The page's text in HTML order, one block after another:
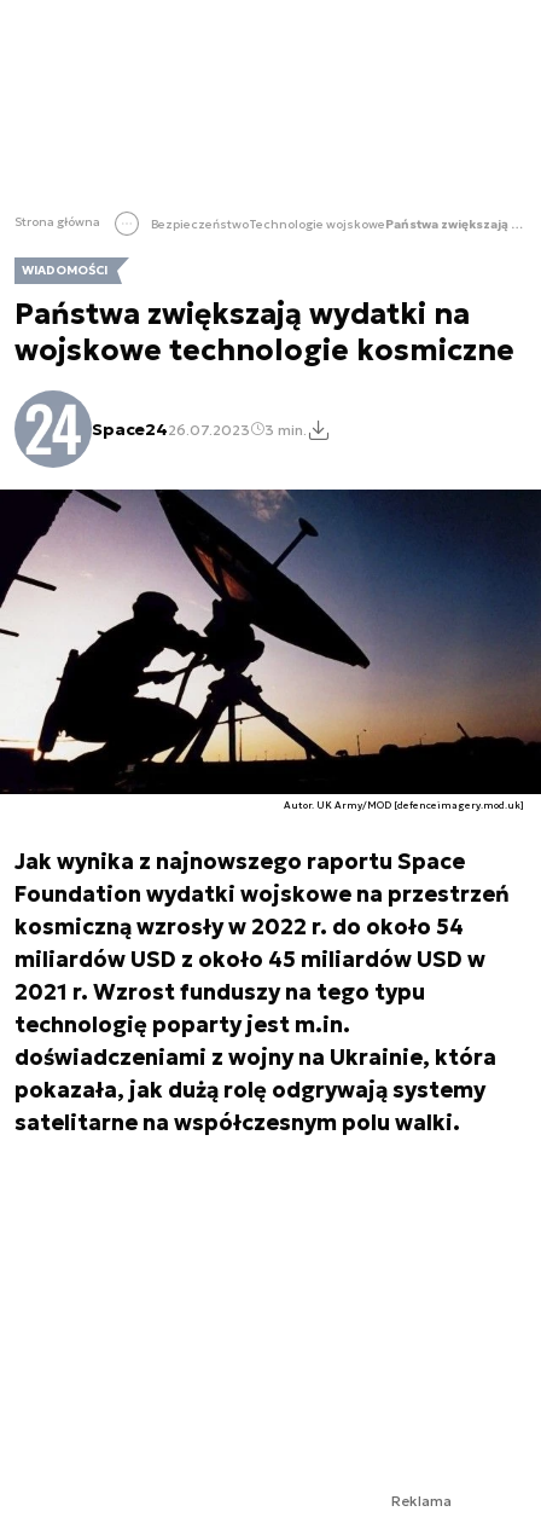
Strona główna BezpieczeństwoTechnologie wojskowe Państwa zwiększają wydatki na wojskowe technologie kosmiczne
WIADOMOŚCI
Państwa zwiększają wydatki na
wojskowe technologie kosmiczne
Space2426.07.2023 3 min.
Autor. UK Army/MOD [defenceimagery.mod.uk]
Jak wynika z najnowszego raportu Space
Foundation wydatki wojskowe na przestrzeń
kosmiczną wzrosły w 2022 r. do około 54
miliardów USD z około 45 miliardów USD w
2021 r. Wzrost funduszy na tego typu
technologię poparty jest m.in.
doświadczeniami z wojny na Ukrainie, która
pokazała, jak dużą rolę odgrywają systemy
satelitarne na współczesnym polu walki.
Reklama